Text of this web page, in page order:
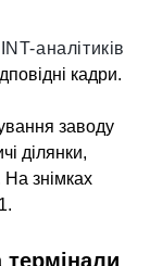
аналітиків
кадри.
заводу
ділянки,
На знімках